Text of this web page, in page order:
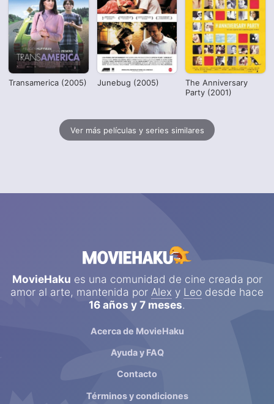
Transamerica (2005) Junebug (2005)
The Anniversary
Party (2001)
Ver más películas y series similares
MovieHaku es una comunidad de cine creada por
amor al arte, mantenida por Alex y Leo desde hace
16 años y 7 meses.
Acerca de MovieHaku
Ayuda y FAQ
Contacto
Términos y condiciones